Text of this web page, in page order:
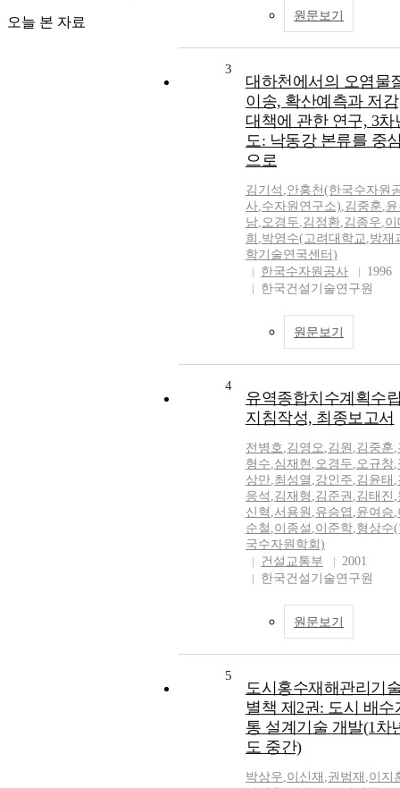
오늘 본 자료 원문보기
3
대하천에서의 오염물
이송, 확산예측과 저감
대책에 관한 연구, 3차
도: 낙동강 본류를 중
으로
김기석 ,안홍천(한국수자원
사,수자원연구소),김중훈,
남,오경두,김정환,김종우,이
희 ,박영수(고려대학교,방재
학기술연국센터)
한국수자원공사
1996
한국건설기술연구원
원문보기
4
유역종합치수계획수
지침작성, 최종보고서
전병호,김영오,김원 ,김중훈,
형수,심재현 ,오경두,오규창,
상만,최성열 ,강인주,김윤태 ,
응석 ,김재형 ,김준권 ,김태진 ,
신혁 ,서용원 ,유승엽 ,윤여승,
순철 ,이종설 ,이준학,형상수
국수자원학회)
건설교통부
2001
한국건설기술연구원
원문보기
5
도시홍수재해관리기
별책 제2권: 도시 배수
통 설계기술 개발(1차
도 중간)
박상우,이신재 ,권범재 ,이지